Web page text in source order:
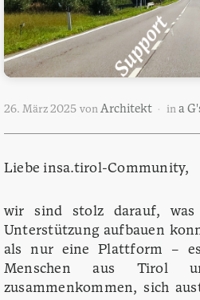
26. März 2025 von Architekt in a
Liebe insa.tirol-Community,
wir sind stolz darauf,
Unterstützung aufbauen
als nur eine Plattform –
Menschen aus Tirol
zusammenkommen, sich